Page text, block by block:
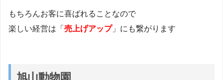
もちろんお客に喜ばれることなので
楽しい経営は「 売上げアップ」にも繋がります
旭山動物園